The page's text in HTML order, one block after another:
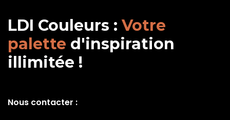
LDI Couleurs : Votre
palette d'inspiration
illimitée !
Nous contacter :